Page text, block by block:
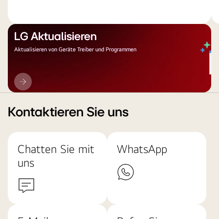
LG Aktualisieren
Aktualisieren von Geräte Treiber und Programmen
LG
Aktualisieren
Kontaktieren Sie uns
Chatten Sie mit
uns
WhatsApp